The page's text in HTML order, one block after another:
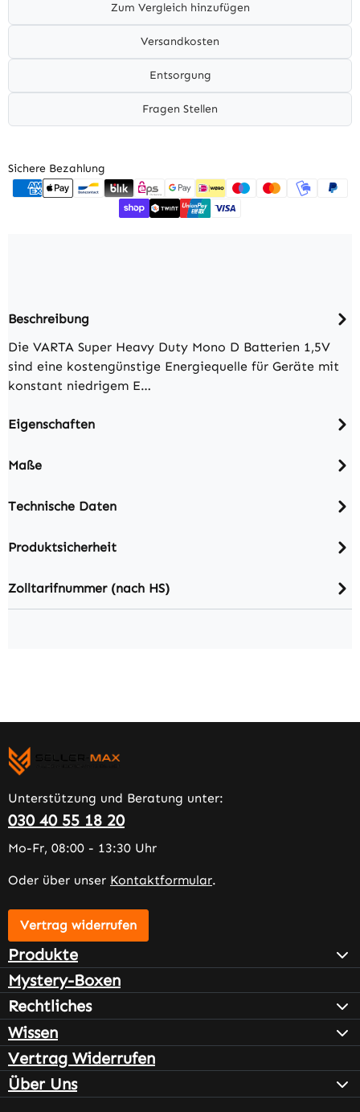
Zum Vergleich hinzufügen
Versandkosten
Entsorgung
Fragen Stellen
Sichere Bezahlung
Beschreibung
Die VARTA Super Heavy Duty Mono D Batterien 1,5V
sind eine kostengünstige Energiequelle für Geräte mit
konstant niedrigem E…
Eigenschaften
Maße
Technische Daten
Produktsicherheit
Zolltarifnummer (nach HS)
Unterstützung und Beratung unter:
030 40 55 18 20
Mo-Fr, 08:00 - 13:30 Uhr
Oder über unser Kontaktformular.
Vertrag widerrufen
Produkte
Mystery-Boxen
Rechtliches
Wissen
Vertrag Widerrufen
Über Uns